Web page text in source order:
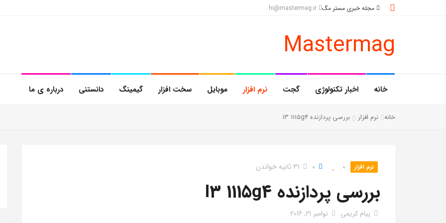
مجله خبری مستر مگ
Mastermag
خانه اخبار تکنولوژی گجت نرم افزار موبایل سخت افزار گیمینگ دانستنی درباره ی ما
خانه نرم افزار بررسی پردازنده i3 1115g4
نرم افزار 0
0 31 ثانیه خواندن
بررسی پردازنده I3 1115g4
پیام کریمی نوامبر 21, 2016